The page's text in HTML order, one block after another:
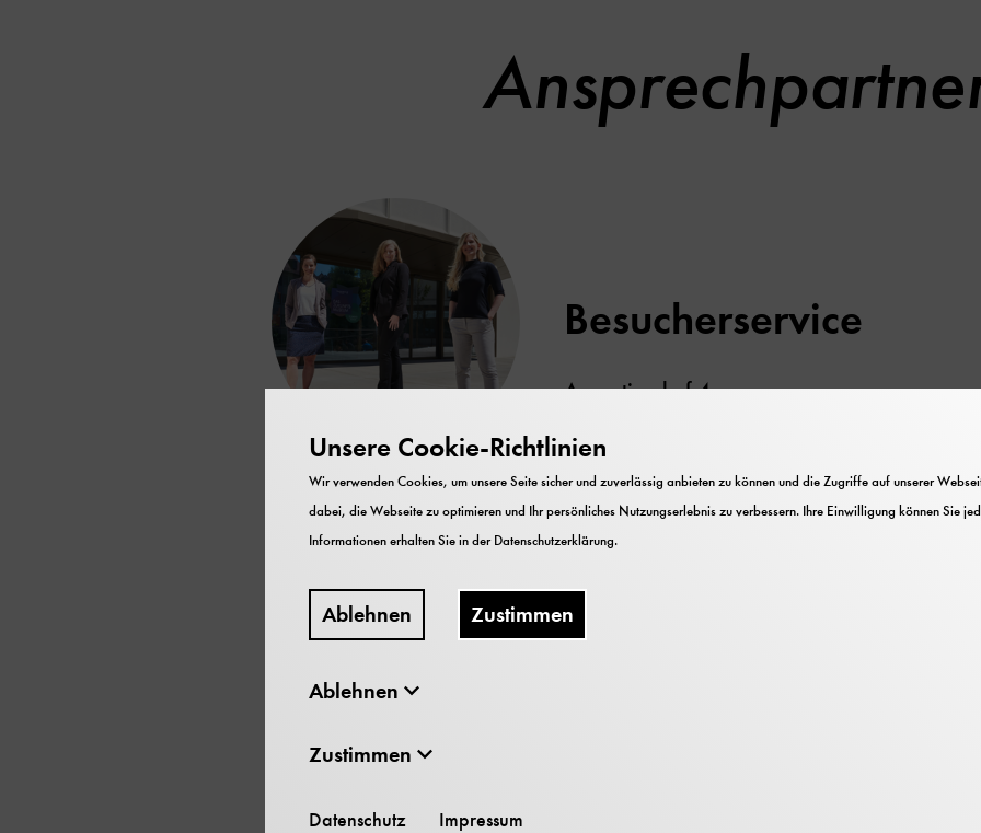
Besucherservice
Augustinerhof 4
Telefon+49 911 21548 880
E-Mailbesucherservice-dmn@deutsches-
Unsere Cookie-Richtlinien
Wir verwenden Cookies, um unsere Seite sicher und zuverlässig anbieten zu können und die Zugriffe auf unserer
dabei, die Webseite zu optimieren und Ihr persönliches Nutzungserlebnis zu verbessern. Ihre Einwilligung können Sie
Informationen erhalten Sie in derDatenschutzerklärung.
Ablehnen Zustimmen
Ablehnen
Zustimmen
Datenschutz Impressum